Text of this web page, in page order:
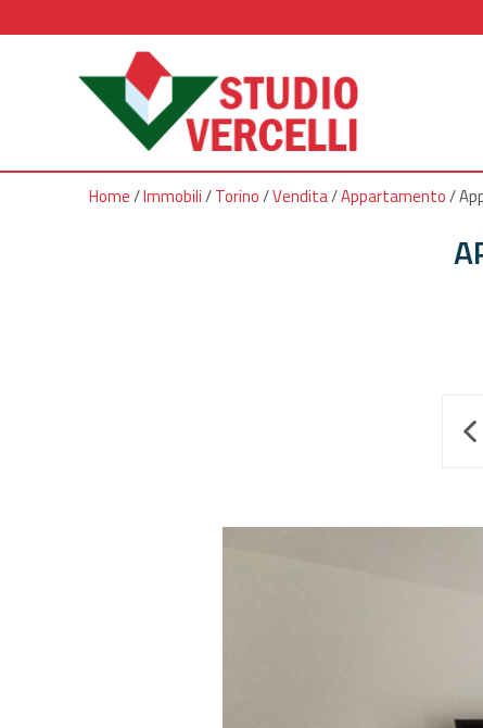
Home/Immobili/Torino/Vendita/Appartamento/